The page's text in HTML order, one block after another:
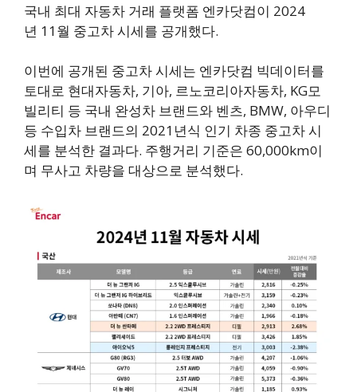
국내 최대 자동차 거래 플랫폼 엔카닷컴이 2024
년 11월 중고차 시세를 공개했다.
이번에 공개된 중고차 시세는 엔카닷컴 빅데이터를
토대로 현대자동차, 기아, 르노코리아자동차, KG모
빌리티 등 국내 완성차 브랜드와 벤츠, BMW, 아우디
등 수입차 브랜드의 2021년식 인기 차종 중고차 시
세를 분석한 결과다. 주행거리 기준은 60,000km이
며 무사고 차량을 대상으로 분석했다.